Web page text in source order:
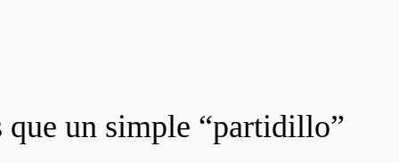
que un simple “partidillo”